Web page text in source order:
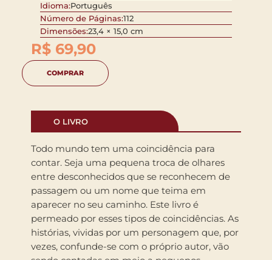
Idioma:Português
Número de Páginas:112
Dimensões:23,4 × 15,0 cm
R$ 69,90
COMPRAR
O LIVRO
Todo mundo tem uma coincidência para
contar. Seja uma pequena troca de olhares
entre desconhecidos que se reconhecem de
passagem ou um nome que teima em
aparecer no seu caminho. Este livro é
permeado por esses tipos de coincidências. As
histórias, vividas por um personagem que, por
vezes, confunde-se com o próprio autor, vão